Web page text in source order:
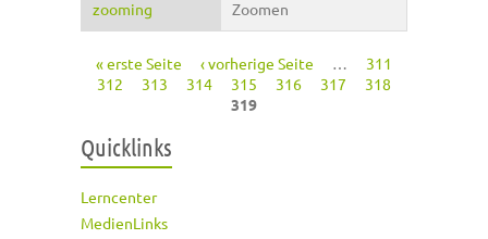
zooming Zoomen
Seiten
« erste Seite ‹ vorherige Seite …
311
312
313 314 315 316 317
318
319
Quicklinks
Lerncenter
MedienLinks